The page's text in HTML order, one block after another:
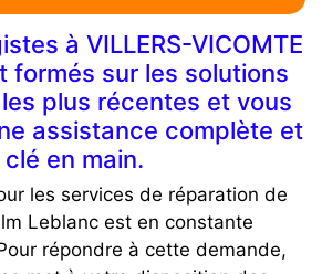
à VILLERS-VICOMTE
formés sur les solutions
plus récentes et vous
assistance complète et
clé en main.
les services de réparation de
Leblanc est en constante
répondre à cette demande,